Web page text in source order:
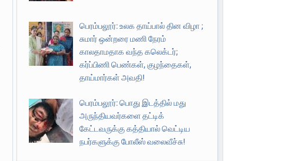
பெரம்பலூர்: உலக தாய்பால் தின விழா ;
சுமார் ஒன்றரை மணி நேரம்
காலதாமதாக வந்த கலெக்டர்;
கர்ப்பிணி பெண்கள், குழந்தைகள்,
தாய்மார்கள் அவதி!
பெரம்பலூர்: பொது இடத்தில் மது
அருந்தியவர்களை தட்டிக்
கேட்டவருக்கு கத்தியால் வெட்டிய
நபர்களுக்கு போலீஸ் வலைவீச்சு!